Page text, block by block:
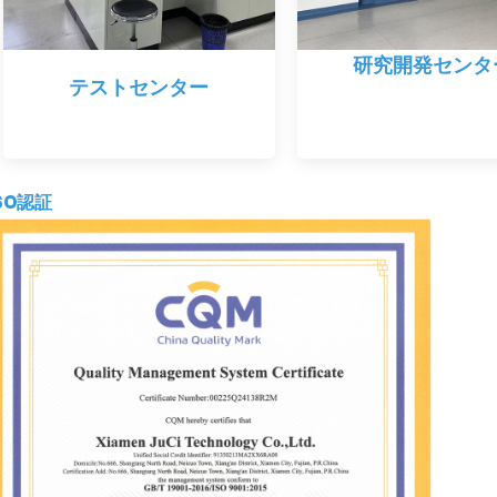
テストセンター
研究開発センタ
認証